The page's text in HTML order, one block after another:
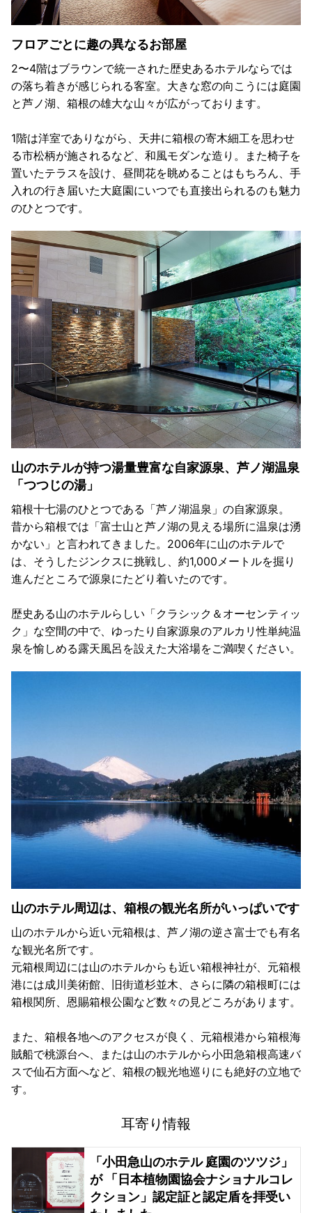
フロアごとに趣の異なるお部屋
2〜4階はブラウンで統一された歴史あるホテルならでは
の落ち着きが感じられる客室。大きな窓の向こうには庭園
と芦ノ湖、箱根の雄大な山々が広がっております。
1階は洋室でありながら、天井に箱根の寄木細工を思わせ
る市松柄が施されるなど、和風モダンな造り。また椅子を
置いたテラスを設け、昼間花を眺めることはもちろん、手
入れの行き届いた大庭園にいつでも直接出られるのも魅力
のひとつです。
山のホテルが持つ湯量豊富な自家源泉、芦ノ湖温泉
「つつじの湯」
箱根十七湯のひとつである「芦ノ湖温泉」の自家源泉。
昔から箱根では「富士山と芦ノ湖の見える場所に温泉は湧
かない」と言われてきました。2006年に山のホテルで
は、そうしたジンクスに挑戦し、約1,000メートルを掘り
進んだところで源泉にたどり着いたのです。
歴史ある山のホテルらしい「クラシック＆オーセンティッ
ク」な空間の中で、ゆったり自家源泉のアルカリ性単純温
泉を愉しめる露天風呂を設えた大浴場をご満喫ください。
山のホテル周辺は、箱根の観光名所がいっぱいです
山のホテルから近い元箱根は、芦ノ湖の逆さ富士でも有名
な観光名所です。
元箱根周辺には山のホテルからも近い箱根神社が、元箱根
港には成川美術館、旧街道杉並木、さらに隣の箱根町には
箱根関所、恩賜箱根公園など数々の見どころがあります。
また、箱根各地へのアクセスが良く、元箱根港から箱根海
賊船で桃源台へ、または山のホテルから小田急箱根高速バ
スで仙石方面へなど、箱根の観光地巡りにも絶好の立地で
す。
耳寄り情報
「小田急山のホテル 庭園のツツジ」
が 「日本植物園協会ナショナルコレ
クション」認定証と認定盾を拝受い